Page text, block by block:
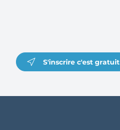
S'inscrire c'est gratuit